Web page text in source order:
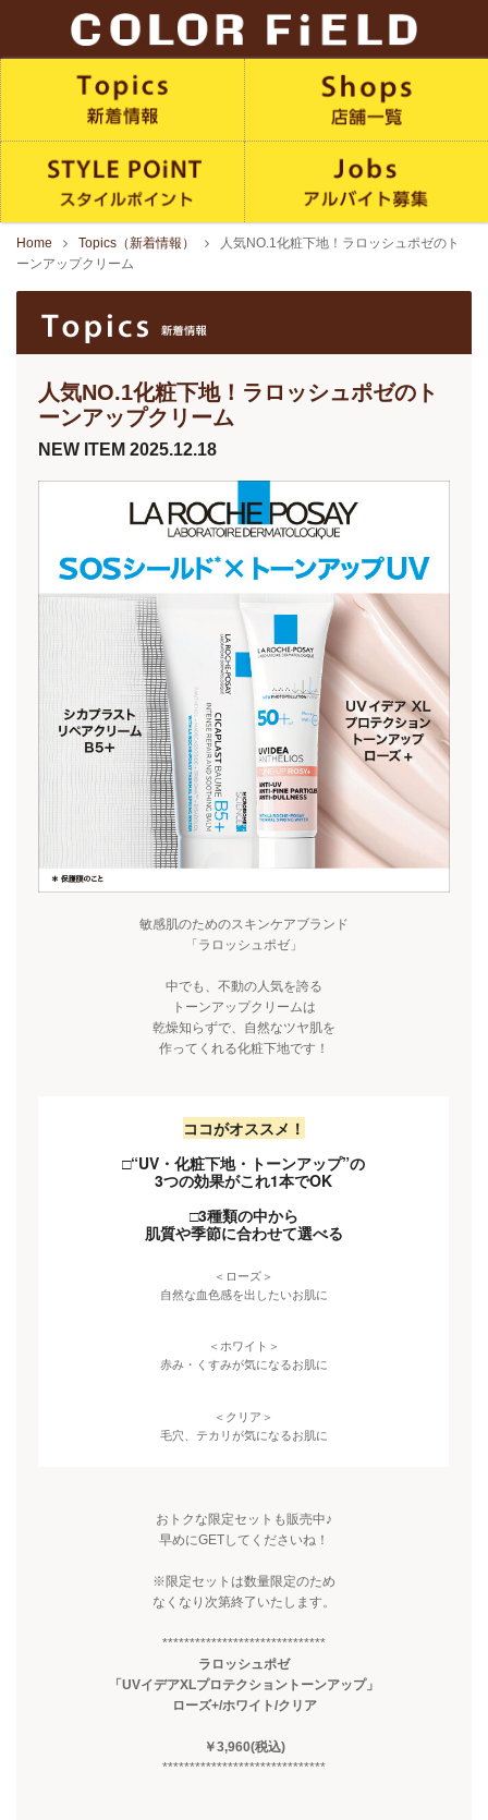
Home Topics（新着情報）
人気NO.1化粧下地！ラロッシュポゼのト
ーンアップクリーム
人気NO.1化粧下地！ラロッシュポゼのト
ーンアップクリーム
NEW ITEM 2025.12.18
敏感肌のためのスキンケアブランド
「ラロッシュポゼ」
中でも、不動の人気を誇る
トーンアップクリームは
乾燥知らずで、自然なツヤ肌を
作ってくれる化粧下地です！
ココがオススメ！
□“UV・化粧下地・トーンアップ”の
3つの効果がこれ1本でOK
□3種類の中から
肌質や季節に合わせて選べる
＜ローズ＞
自然な血色感を出したいお肌に
＜ホワイト＞
赤み・くすみが気になるお肌に
＜クリア＞
毛穴、テカリが気になるお肌に
おトクな限定セットも販売中♪
早めにGETしてくださいね！
※限定セットは数量限定のため
なくなり次第終了いたします。
******************************
ラロッシュポゼ
「UVイデアXLプロテクショントーンアップ」
ローズ+/ホワイト/クリア
￥3,960(税込)
******************************